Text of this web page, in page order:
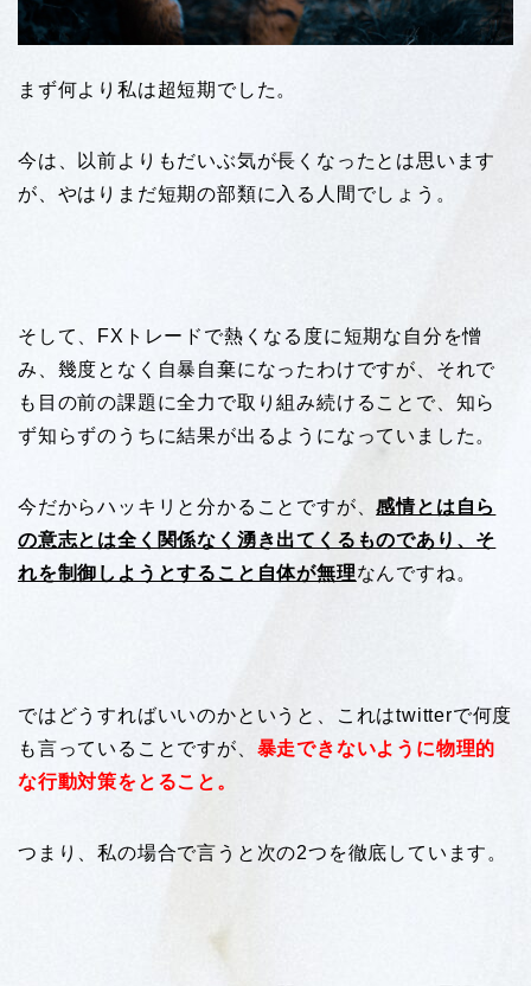
まず何より私は超短期でした。
今は、以前よりもだいぶ気が長くなったとは思います
が、やはりまだ短期の部類に入る人間でしょう。
そして、FXトレードで熱くなる度に短期な自分を憎
み、幾度となく自暴自棄になったわけですが、それで
も目の前の課題に全力で取り組み続けることで、知ら
ず知らずのうちに結果が出るようになっていました。
今だからハッキリと分かることですが、感情とは自ら
の意志とは全く関係なく湧き出てくるものであり、そ
れを制御しようとすること自体が無理なんですね。
ではどうすればいいのかというと、これはtwitterで何度
も言っていることですが、 暴走できないように物理的
な行動対策をとること。
つまり、私の場合で言うと次の2つを徹底しています。